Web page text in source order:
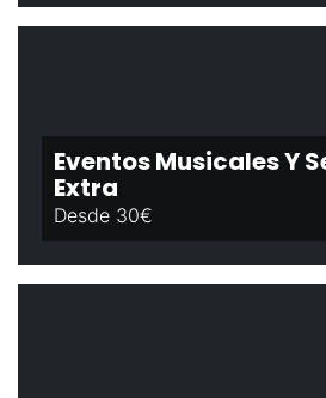
Eventos Musicales Y
Extra
Desde 30€